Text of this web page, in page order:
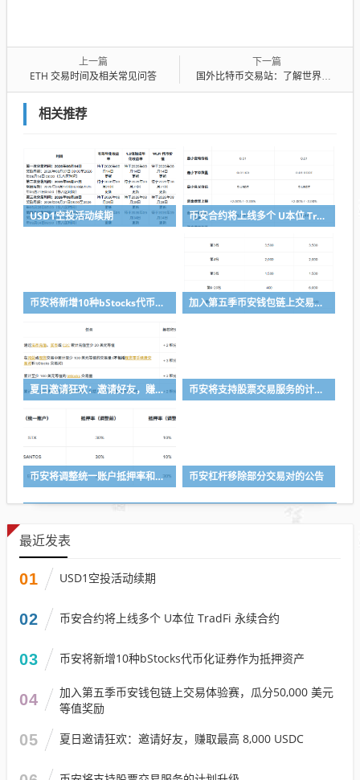
上一篇
ETH 交易时间及相关常见问答
下一篇
国外比特币交易站：了解世界级交易平台
相关推荐
USD1空投活动续期 币安合约将上线多个 U本位 TradFi 永续合约
币安将新增10种bStocks代币化证券作为抵押资产 加入第五季币安钱包链上交易体验赛，瓜分50,000 美元等值奖励
夏日邀请狂欢：邀请好友，赚取最高 8,000 USDC 币安将支持股票交易服务的计划升级
币安将调整统一账户抵押率和U本位永续合约杠杆及保证金阶梯 币安杠杆移除部分交易对的公告
最近发表
01 USD1空投活动续期
02 币安合约将上线多个 U本位 TradFi 永续合约
03 币安将新增10种bStocks代币化证券作为抵押资产
04
加入第五季币安钱包链上交易体验赛，瓜分50,000 美元
等值奖励
05 夏日邀请狂欢：邀请好友，赚取最高 8,000 USDC